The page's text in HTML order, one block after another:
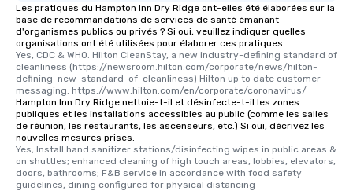
Les pratiques du Hampton Inn Dry Ridge ont-elles été élaborées sur la
base de recommandations de services de santé émanant
d'organismes publics ou privés ? Si oui, veuillez indiquer quelles
organisations ont été utilisées pour élaborer ces pratiques.
Yes, CDC & WHO. Hilton CleanStay, a new industry-defining standard of
cleanliness (https://newsroom.hilton.com/corporate/news/hilton-
defining-new-standard-of-cleanliness) Hilton up to date customer
messaging: https://www.hilton.com/en/corporate/coronavirus/
Hampton Inn Dry Ridge nettoie-t-il et désinfecte-t-il les zones
publiques et les installations accessibles au public (comme les salles
de réunion, les restaurants, les ascenseurs, etc.) Si oui, décrivez les
nouvelles mesures prises.
Yes, Install hand sanitizer stations/disinfecting wipes in public areas &
on shuttles; enhanced cleaning of high touch areas, lobbies, elevators,
doors, bathrooms; F&B service in accordance with food safety
guidelines, dining configured for physical distancing